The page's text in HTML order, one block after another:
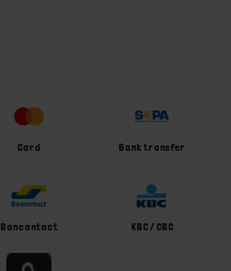
Card Bank transfer
Bancontact
KBC / CBC